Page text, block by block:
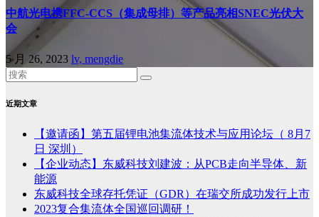
中航光电携FFC-CCS（集成母排）等产品亮相SNEC光伏大
会
5 月 26, 2023 lv, mengdie
近期文章
【邀请函】第五届锂电池集流体技术与应用论坛（ 8月7
日 深圳）
【企业动态】东威科技刘建波：从PCB走向半导体、新
能源
东威科技全球存托凭证（GDR）在瑞交所成功发行上市
2023复合集流体全国巡回调研！